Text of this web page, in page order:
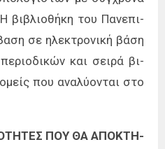
βι­βλιο­θή­κη του Πανε­πι­
σε ηλε­κτρο­νι­κή βάση
και σει­ρά βι­
που ανα­λύ­ο­νται στο
ΠΟΥ­ ΘΑ­ Α­ΠΟ­ΚΤΗ­